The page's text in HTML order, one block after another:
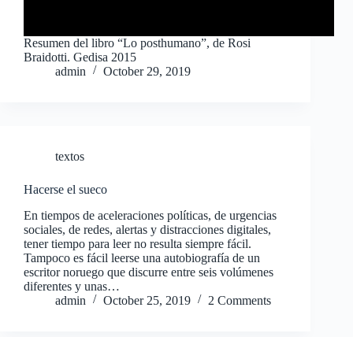
Resumen del libro “Lo posthumano”, de Rosi
Braidotti. Gedisa 2015
admin
October 29, 2019
textos
Hacerse el sueco
En tiempos de aceleraciones políticas, de urgencias
sociales, de redes, alertas y distracciones digitales,
tener tiempo para leer no resulta siempre fácil.
Tampoco es fácil leerse una autobiografía de un
escritor noruego que discurre entre seis volúmenes
diferentes y unas…
admin
October 25, 2019 2 Comments